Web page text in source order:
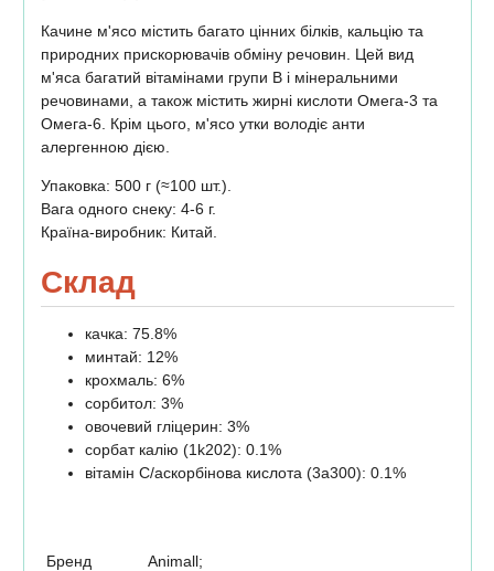
Качине м'ясо містить багато цінних білків, кальцію та
природних прискорювачів обміну речовин. Цей вид
м'яса багатий вітамінами групи В і мінеральними
речовинами, а також містить жирні кислоти Омега-3 та
Омега-6. Крім цього, м'ясо утки володіє анти
алергенною дією.
Упаковка: 500 г (≈100 шт.).
Вага одного снеку: 4-6 г.
Країна-виробник: Китай.
Склад
качка: 75.8%
минтай: 12%
крохмаль: 6%
сорбитол: 3%
овочевий гліцерин: 3%
сорбат калію (1k202): 0.1%
вітамін С/аскорбінова кислота (3а300): 0.1%
Бренд Animall;